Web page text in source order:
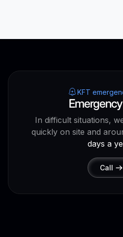
KFT
In difficult situations,
quickly on site and
days a
Call